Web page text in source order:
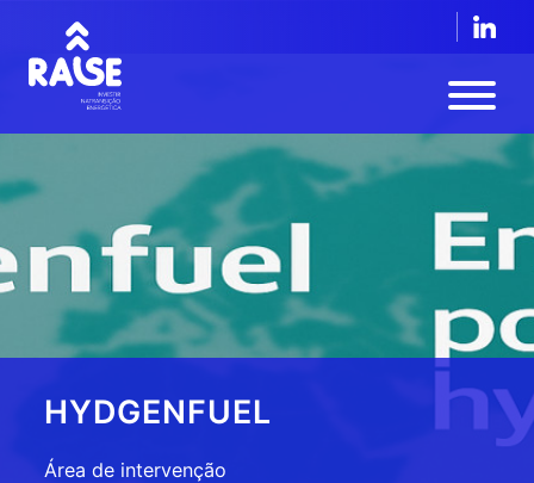
HYDGENFUEL
Área de intervenção